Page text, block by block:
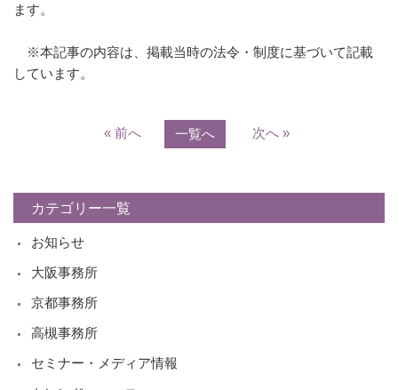
ます。
※本記事の内容は、掲載当時の法令・制度に基づいて記載
しています。
« 前へ 一覧へ 次へ »
カテゴリー一覧
お知らせ
大阪事務所
京都事務所
高槻事務所
セミナー・メディア情報